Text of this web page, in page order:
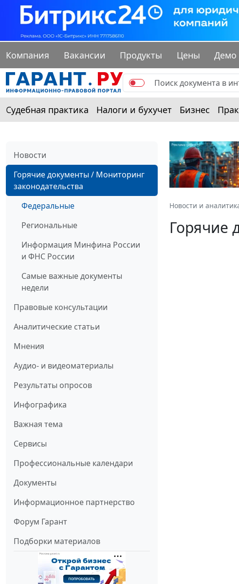
Компания Вакансии Продукты Цены Демо
Судебная практика Налоги и бухучет Бизнес
Новости
Горячие документы / Мониторинг
законодательства
Федеральные
Региональные
Информация Минфина России
и ФНС России
Самые важные документы
недели
Правовые консультации
Аналитические статьи
Мнения
Аудио- и видеоматериалы
Результаты опросов
Инфографика
Важная тема
Сервисы
Профессиональные календари
Документы
Информационное партнерство
Форум Гарант
Подборки материалов
Новости и
Горячие